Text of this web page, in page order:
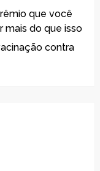
que você
mais do que isso
contra